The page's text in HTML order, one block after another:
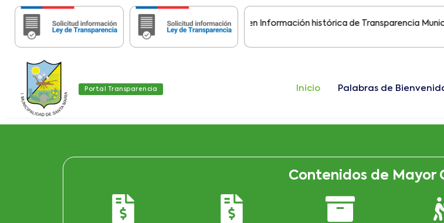
Importante: Estas páginas contienen Información histórica de Transparencia Municipal
Portal Transparencia Inicio Palabras de
Contenidos de Mayor